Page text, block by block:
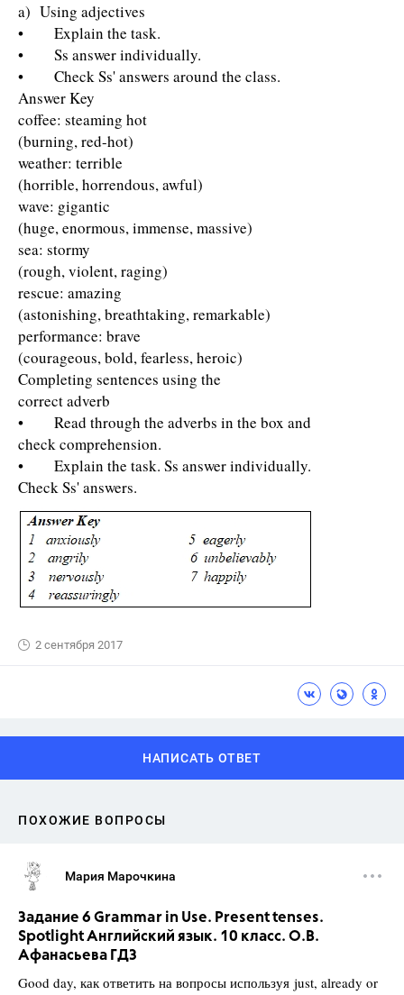
a) Using adjectives
• Explain the task.
• Ss answer individually.
• Check Ss' answers around the class.
Answer Key
coffee: steaming hot
(burning, red-hot)
weather: terrible
(horrible, horrendous, awful)
wave: gigantic
(huge, enormous, immense, massive)
sea: stormy
(rough, violent, raging)
rescue: amazing
(astonishing, breathtaking, remarkable)
performance: brave
(courageous, bold, fearless, heroic)
Completing sentences using the
correct adverb
• Read through the adverbs in the box and
check comprehension.
• Explain the task. Ss answer individually.
Check Ss' answers.
2 сентября 2017
НАПИСАТЬ ОТВЕТ
ПОХОЖИЕ ВОПРОСЫ
Мария Марочкина
Задание 6 Grammar in Use. Present tenses.
Spotlight Английский язык. 10 класс. О.В.
Афанасьева ГДЗ
Good day, как ответить на вопросы используя just, already or